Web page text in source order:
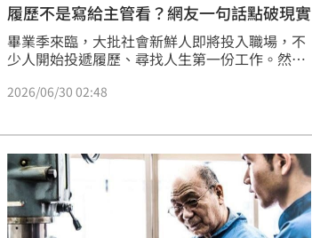
12:00
10:30
履歷不是寫給主管看？網友一句話點破現實
畢業季來臨，大批社會新鮮人即將投入職場，不
少人開始投遞履歷、尋找人生第一份工作。然
台發文直言「以前以為履歷是寫給主管看的，後
2026/06/30 02:48